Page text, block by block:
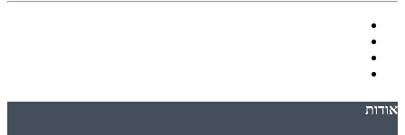
אודות